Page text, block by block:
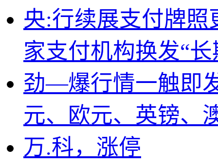
央:行续展支付牌照
家支付机构换发“
劲—爆行情一触即
元、欧元、英镑、
万.科，涨停